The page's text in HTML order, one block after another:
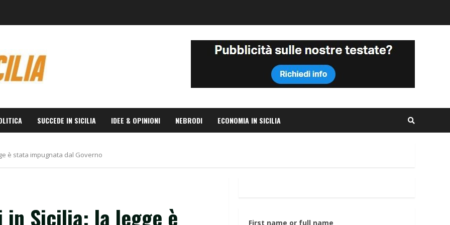
SUCCEDE IN SICILIA IDEE & OPINIONI NEBRODI ECONOMIA IN SICILIA
è stata impugnata dal Governo
Sicilia: la legge è
First name or full name